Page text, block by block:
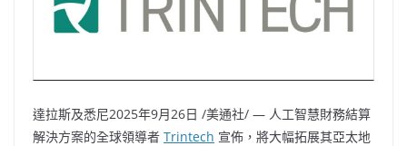
達拉斯及悉尼2025年9月26日 /美通社/ — 人工智慧財務結算
解決方案的全球領導者 Trintech 宣佈，將大幅拓展其亞太地